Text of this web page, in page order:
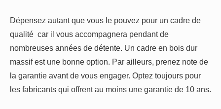
Dépensez autant que vous le pouvez pour un cadre de
qualité car il vous accompagnera pendant de
nombreuses années de détente. Un cadre en bois dur
massif est une bonne option. Par ailleurs, prenez note de
la garantie avant de vous engager. Optez toujours pour
les fabricants qui offrent au moins une garantie de 10 ans.